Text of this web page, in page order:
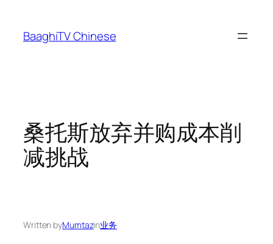
content
BaaghiTV Chinese
桑托斯放弃并购成本削
减挑战
Written byMumtazin业务